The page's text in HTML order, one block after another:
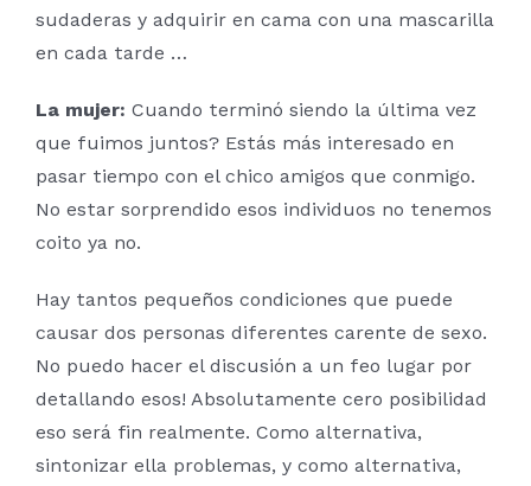
sudaderas y adquirir en cama con una mascarilla
en cada tarde …
La mujer: Cuando terminó siendo la última vez
que fuimos juntos? Estás más interesado en
pasar tiempo con el chico amigos que conmigo.
No estar sorprendido esos individuos no tenemos
coito ya no.
Hay tantos pequeños condiciones que puede
causar dos personas diferentes carente de sexo.
No puedo hacer el discusión a un feo lugar por
detallando esos! Absolutamente cero posibilidad
eso será fin realmente. Como alternativa,
sintonizar ella problemas, y como alternativa,